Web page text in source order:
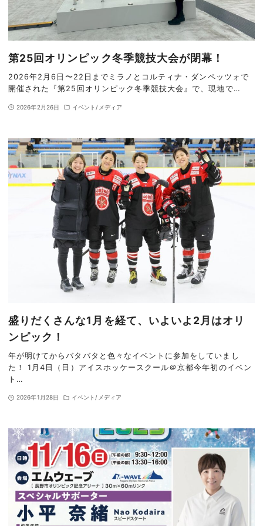
第25回オリンピック冬季競技大会が閉幕！
2026年2月6日〜22日までミラノとコルティナ・ダンペッツォで
開催された『第25回オリンピック冬季競技大会』で、現地で…
2026年2月26日 イベント/メディア
盛りだくさんな1月を経て、いよいよ2月はオリ
ンピック！
年が明けてからバタバタと色々なイベントに参加をしていまし
た！ 1月4日（日）アイスホッケースクール＠京都今年初のイベン
ト…
2026年1月28日 イベント/メディア